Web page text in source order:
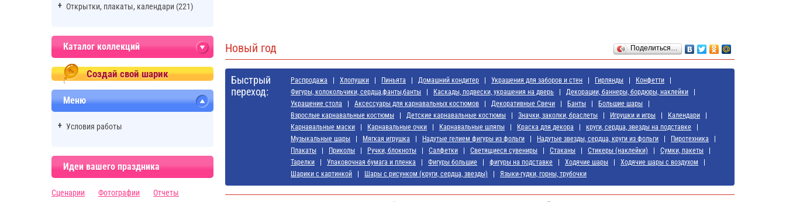
Открытки, плакаты, календари (221)
Каталог коллекций
Создай свой шарик
Меню
Условия работы
Идеи вашего праздника
Сценарии Фотографии Отчеты
Поделиться…
Новый год
Быстрый
переход:
Распродажа Хлопушки Пиньята Домашний кондитер Украшения для заборов и стен Гирлянды
Конфетти
Фигуры, колокольчики, сердца,фанты,банты
Каскады, подвески, украшения на дверь
Декорации, баннеры, бордюры, наклейки
Украшение стола
Аксессуары для карнавальных костюмов Декоративные Свечи Банты
Большие шары
Взрослые карнавальные костюмы
Детские карнавальные костюмы Значки, заколки, браслеты Игрушки и игры
Календари
Карнавальные маски
Карнавальные очки Карнавальные шляпы Краска для декора
круги, сердца, звезды на подставке
Музыкальные шары
Мягкая игрушка Надутые гелием фигуры из фольги Надутые звезды, сердца, круги из фольги
Пиротехника
Плакаты
Приколы Ручки, блокноты Салфетки Светящиеся сувениры Стаканы Стикеры (наклейки)
Сумки, пакеты
Тарелки
Упаковочная бумага и пленка Фигуры большие фигуры на подставке Ходячие шары
Ходячие шары с воздухом
Шарики с картинкой
Шары с рисунком (круги, сердца, звезды) Языки-гудки, горны, трубочки